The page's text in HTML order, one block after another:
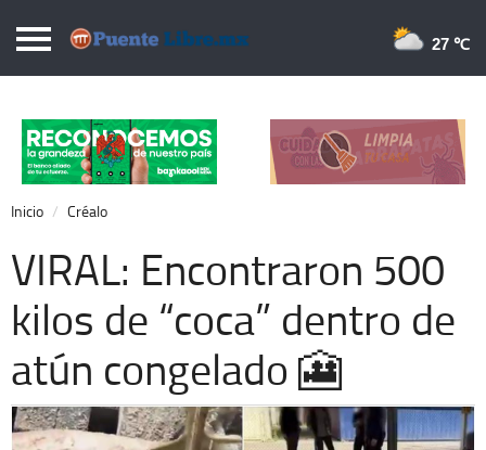
Puentelibre.mx
Local
Nacional
Opinión
Cronos
Economía
Espectáculos
Extra +
27 ℃
Inicio Créalo
VIRAL: Encontraron 500
kilos de “coca” dentro de
atún congelado 🎦